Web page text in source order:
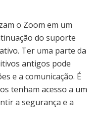
o Zoom em um
do suporte
Ter uma parte da
antigos pode
e a comunicação. É
tenham acesso a um
a segurança e a